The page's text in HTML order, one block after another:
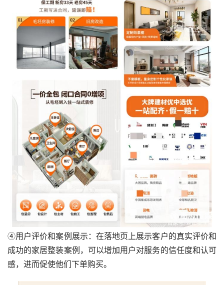
④用户评价和案例展示：在落地页上展示客户的真实评价和
成功的家居整装案例，可以增加用户对服务的信任度和认可
感，进而促使他们下单购买。